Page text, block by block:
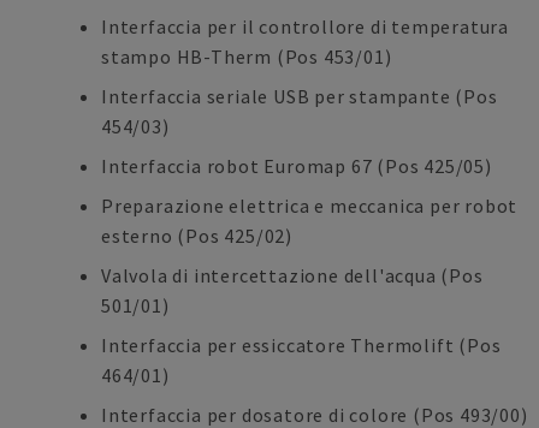
Interfaccia per il controllore di temperatura
stampo HB-Therm (Pos 453/01)
Interfaccia seriale USB per stampante (Pos
454/03)
Interfaccia robot Euromap 67 (Pos 425/05)
Preparazione elettrica e meccanica per robot
esterno (Pos 425/02)
Valvola di intercettazione dell'acqua (Pos
501/01)
Interfaccia per essiccatore Thermolift (Pos
464/01)
Interfaccia per dosatore di colore (Pos 493/00)